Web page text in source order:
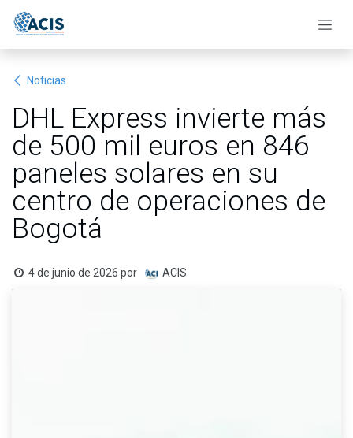
Noticias
DHL Express invierte más
de 500 mil euros en 846
paneles solares en su
centro de operaciones de
Bogotá
4 de junio de 2026 por ACIS